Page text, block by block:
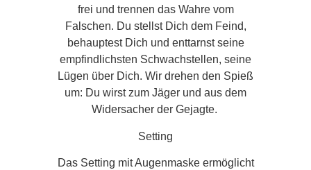
frei und trennen das Wahre vom
Falschen. Du stellst Dich dem Feind,
behauptest Dich und enttarnst seine
empfindlichsten Schwachstellen, seine
Lügen über Dich. Wir drehen den Spieß
um: Du wirst zum Jäger und aus dem
Widersacher der Gejagte.
Setting
Das Setting mit Augenmaske ermöglicht